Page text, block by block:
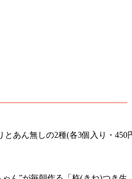
とあん無しの2種(各3個入り・450